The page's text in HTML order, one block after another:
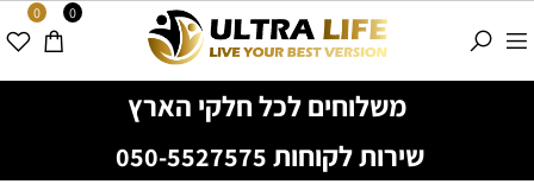
משלוחים לכל חלקי הארץ
שירות לקוחות 050-5527575
0 0